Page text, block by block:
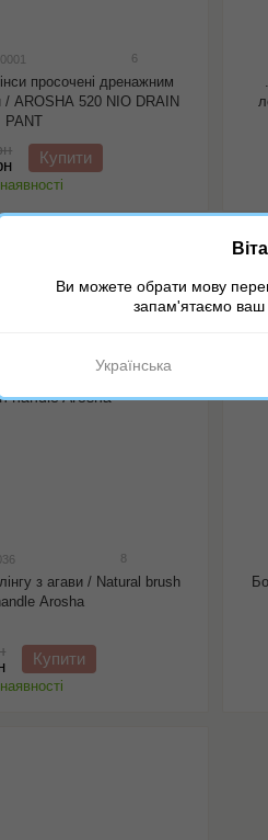
6
просочені дренажним
/ AROSHA 520 NIO DRAIN
PANT
Купити
8
з агави / Natural brush
Arosha
Купити
Ви можете обрати мову
запам'ятаємо ваш
Українська